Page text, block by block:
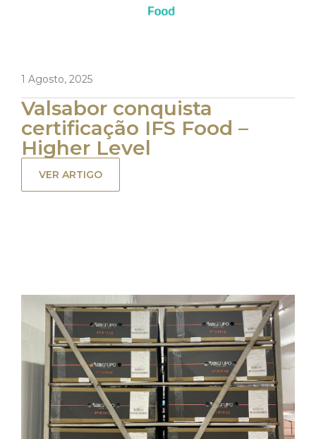
1 Agosto, 2025
Valsabor conquista
certificação IFS Food –
Higher Level
VER ARTIGO